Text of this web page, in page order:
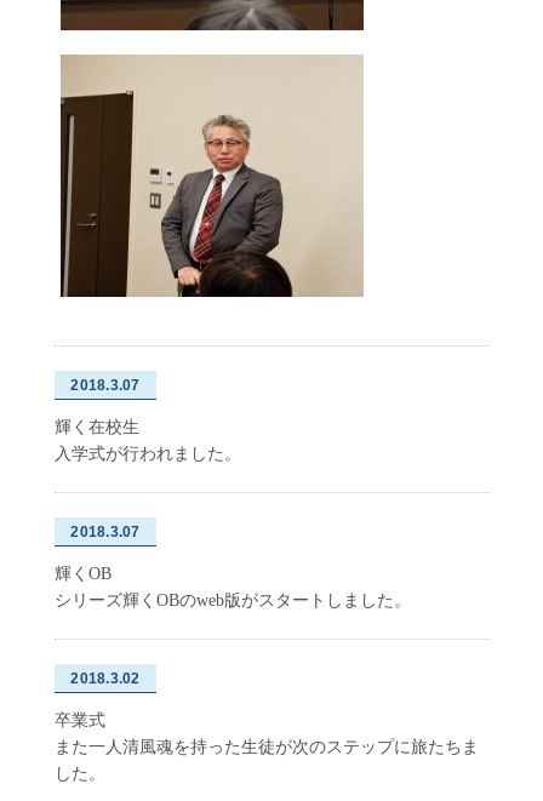
2018.3.07
輝く在校生
入学式が行われました。
2018.3.07
輝くOB
シリーズ輝くOBのweb版がスタートしました。
2018.3.02
卒業式
また一人清風魂を持った生徒が次のステップに旅たちま
した。